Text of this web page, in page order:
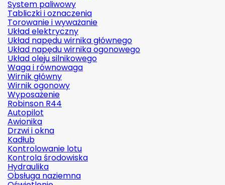
System paliwowy
Tabliczki i oznaczenia
Torowanie i wyważanie
Układ elektryczny
Układ napędu wirnika głównego
Układ napędu wirnika ogonowego
Układ oleju silnikowego
Waga i równowaga
Wirnik główny
Wirnik ogonowy
Wyposażenie
Robinson R44
Autopilot
Awionika
Drzwi i okna
Kadłub
Kontrolowanie lotu
Kontrola środowiska
Hydraulika
Obsługa naziemna